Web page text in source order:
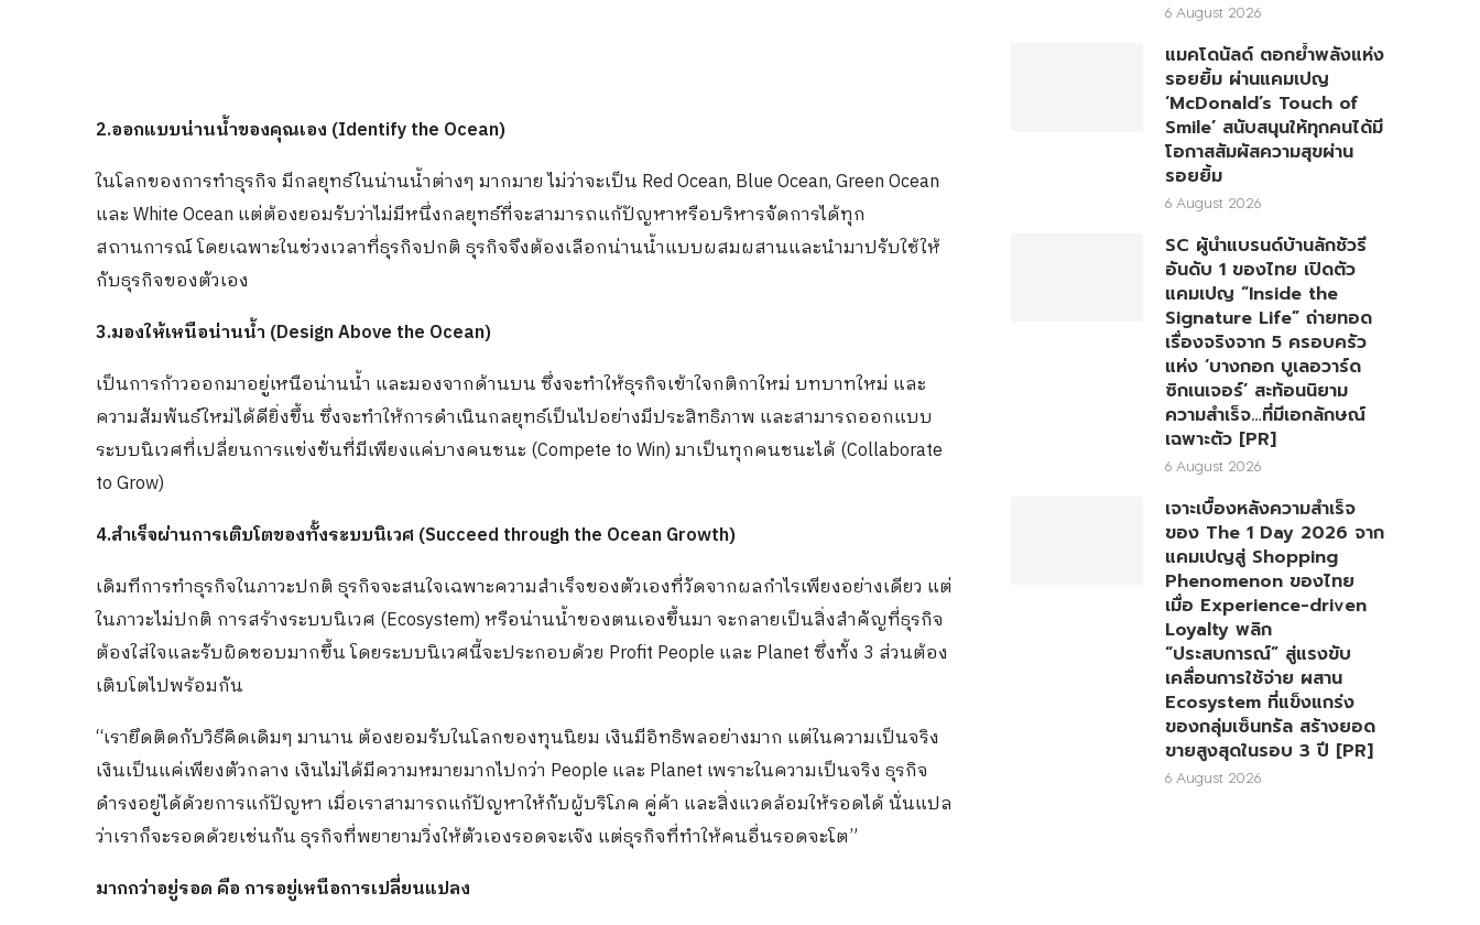
2.ออกแบบน่านน้ำของคุณเอง (Identify the Ocean)
ในโลกของการทำธุรกิจ มีกลยุทธ์ในน่านน้ำต่างๆ มากมาย ไม่ว่าจะเป็น Red Ocean, Blue Ocean, Green Ocean
และ White Ocean แต่ต้องยอมรับว่าไม่มีหนึ่งกลยุทธ์ที่จะสามารถแก้ปัญหาหรือบริหารจัดการได้ทุก
สถานการณ์ โดยเฉพาะในช่วงเวลาที่ธุรกิจปกติ ธุรกิจจึงต้องเลือกน่านน้ำแบบผสมผสานและนำมาปรับใช้ให้
กับธุรกิจของตัวเอง
3.มองให้เหนือน่านน้ำ (Design Above the Ocean)
เป็นการก้าวออกมาอยู่เหนือน่านน้ำ และมองจากด้านบน ซึ่งจะทำให้ธุรกิจเข้าใจกติกาใหม่ บทบาทใหม่ และ
ความสัมพันธ์ใหม่ได้ดียิ่งขึ้น ซึ่งจะทำให้การดำเนินกลยุทธ์เป็นไปอย่างมีประสิทธิภาพ และสามารถออกแบบ
ระบบนิเวศที่เปลี่ยนการแข่งขันที่มีเพียงแค่บางคนชนะ (Compete to Win) มาเป็นทุกคนชนะได้ (Collaborate
to Grow)
4.สำเร็จผ่านการเติบโตของทั้งระบบนิเวศ (Succeed through the Ocean Growth)
เดิมทีการทำธุรกิจในภาวะปกติ ธุรกิจจะสนใจเฉพาะความสำเร็จของตัวเองที่วัดจากผลกำไรเพียงอย่างเดียว แต่
ในภาวะไม่ปกติ การสร้างระบบนิเวศ (Ecosystem) หรือน่านน้ำของตนเองขึ้นมา จะกลายเป็นสิ่งสำคัญที่ธุรกิจ
ต้องใส่ใจและรับผิดชอบมากขึ้น โดยระบบนิเวศนี้จะประกอบด้วย Profit People และ Planet ซึ่งทั้ง 3 ส่วนต้อง
เติบโตไปพร้อมกัน
“เรายึดติดกับวิธีคิดเดิมๆ มานาน ต้องยอมรับในโลกของทุนนิยม เงินมีอิทธิพลอย่างมาก แต่ในความเป็นจริง
เงินเป็นแค่เพียงตัวกลาง เงินไม่ได้มีความหมายมากไปกว่า People และ Planet เพราะในความเป็นจริง ธุรกิจ
ดำรงอยู่ได้ด้วยการแก้ปัญหา เมื่อเราสามารถแก้ปัญหาให้กับผู้บริโภค คู่ค้า และสิ่งแวดล้อมให้รอดได้ นั่นแปล
ว่าเราก็จะรอดด้วยเช่นกัน ธุรกิจที่พยายามวิ่งให้ตัวเองรอดจะเจ๊ง แต่ธุรกิจที่ทำให้คนอื่นรอดจะโต”
มากกว่าอยู่รอด คือ การอยู่เหนือการเปลี่ยนแปลง
6 August 2026
แมคโดนัลด์ ตอกย้ำพลังแห่ง
รอยยิ้ม ผ่านแคมเปญ
‘McDonald’s Touch of
Smile’ สนับสนุนให้ทุกคนได้มี
โอกาสสัมผัสความสุขผ่าน
รอยยิ้ม
6 August 2026
SC ผู้นำแบรนด์บ้านลักชัวรี
อันดับ 1 ของไทย เปิดตัว
แคมเปญ “Inside the
Signature Life” ถ่ายทอด
เรื่องจริงจาก 5 ครอบครัว
แห่ง ‘บางกอก บูเลอวาร์ด
ซิกเนเจอร์’ สะท้อนนิยาม
ความสำเร็จ…ที่มีเอกลักษณ์
เฉพาะตัว [PR]
6 August 2026
เจาะเบื้องหลังความสำเร็จ
ของ The 1 Day 2026 จาก
แคมเปญสู่ Shopping
Phenomenon ของไทย
เมื่อ Experience-driven
Loyalty พลิก
“ประสบการณ์” สู่แรงขับ
เคลื่อนการใช้จ่าย ผสาน
Ecosystem ที่แข็งแกร่ง
ของกลุ่มเซ็นทรัล สร้างยอด
ขายสูงสุดในรอบ 3 ปี [PR]
6 August 2026